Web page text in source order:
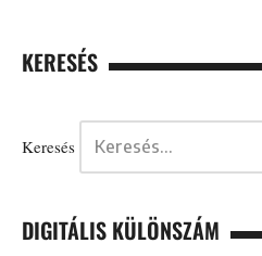
KERESÉS
Keresés
DIGITÁLIS KÜLÖNSZÁM